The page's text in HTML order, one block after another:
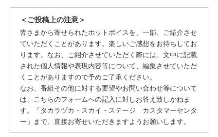
＜ご投稿上の注意＞
皆さまから寄せられたホットボイスを、一部、ご紹介させ
ていただくことがあります。楽しいご感想をお待ちしてお
ります。なお、ご紹介させていただく際には、文中に記載
された個人情報や表現内容等について、編集させていただ
くことがありますので予めご了承ください。
なお、番組その他に対する要望やお問い合わせ等について
は、こちらのフォームへの記入に対しお答え致しかねま
す。「タカラヅカ・スカイ・ステージ カスタマーセンタ
ー」まで、直接お寄せいただきますようお願いします。